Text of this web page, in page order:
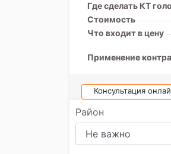
Где сделать КТ
Стоимость
Что входит в цену
Применение
Консультация
Район